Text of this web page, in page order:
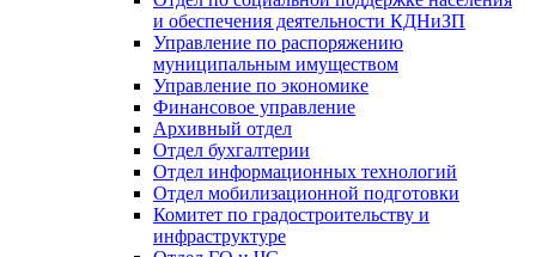
и обеспечения деятельности КДНиЗП
Управление по распоряжению
муниципальным имуществом
Управление по экономике
Финансовое управление
Архивный отдел
Отдел бухгалтерии
Отдел информационных технологий
Отдел мобилизационной подготовки
Комитет по градостроительству и
инфраструктуре